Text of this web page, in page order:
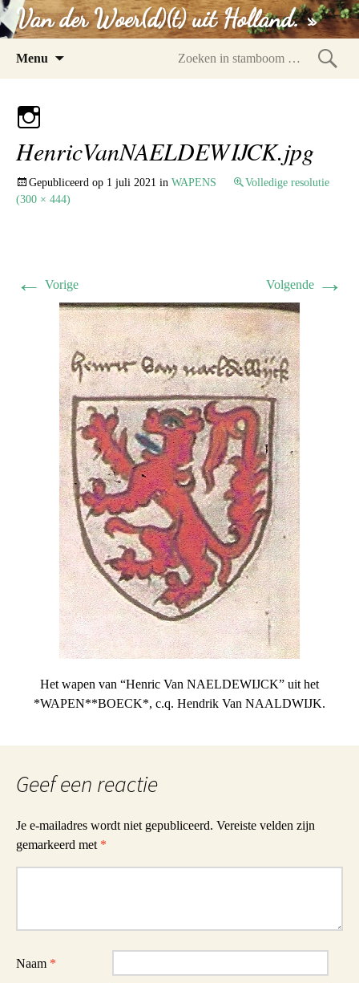
Van der Woer(d)(t) uit Holland. »
Menu
HenricVanNAELDEWIJCK.jpg
Gepubliceerd op 1 juli 2021 in WAPENS
Volledige resolutie
(300 × 444)
← Vorige Volgende →
Het wapen van “Henric Van NAELDEWIJCK” uit het
*WAPEN**BOECK*, c.q. Hendrik Van NAALDWIJK.
Geef een reactie
Je e-mailadres wordt niet gepubliceerd. Vereiste velden zijn
gemarkeerd met *
Naam *